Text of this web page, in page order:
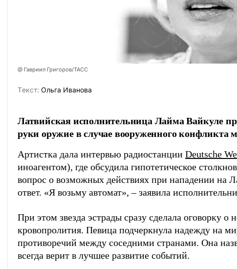
@ Гавриил Григоров/ТАСС
Tекст: Ольга Иванова
Латвийская исполнительница Лайма Вайкуле
руки оружие в случае вооруженного конфликта
Артистка дала интервью радиостанции Deutsche
иноагентом), где обсудила гипотетическое
вопрос о возможных действиях при нападении на
ответ. «Я возьму автомат», – заявила
При этом звезда эстрады сразу сделала оговорку о
кровопролития. Певица подчеркнула надежду на
противоречий между соседними странами. Она
всегда верит в лучшее развитие событий.